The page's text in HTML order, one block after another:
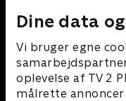
Dine data
Vi bruger egne
oplevelse af TV 2
målrette annoncer
Andre så også